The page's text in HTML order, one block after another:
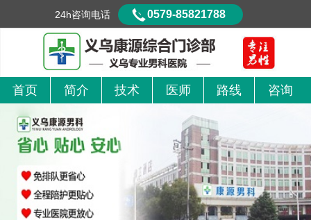
首页 简介 技术 医师 路线 咨询
24h咨询电话 0579-85821788